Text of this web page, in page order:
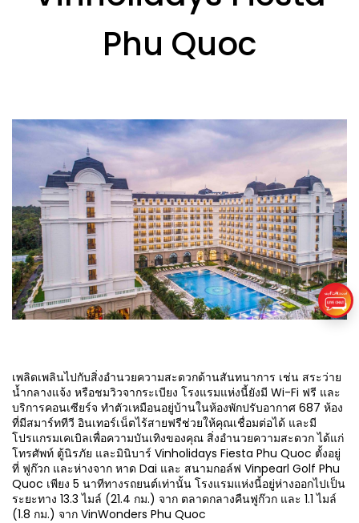
Phu Quoc
เพลิดเพลินไปกับสิ่งอำนวยความสะดวกด้านสันทนาการ เช่น สระว่าย
น้ำกลางแจ้ง หรือชมวิวจากระเบียง โรงแรมแห่งนี้ยังมี Wi-Fi ฟรี และ
บริการคอนเซียร์จ ทำตัวเหมือนอยู่บ้านในห้องพักปรับอากาศ 687 ห้อง
ที่มีสมาร์ททีวี อินเทอร์เน็ตไร้สายฟรีช่วยให้คุณเชื่อมต่อได้ และมี
โปรแกรมเคเบิลเพื่อความบันเทิงของคุณ สิ่งอำนวยความสะดวก ได้แก่
โทรศัพท์ ตู้นิรภัย และมินิบาร์ Vinholidays Fiesta Phu Quoc ตั้งอยู่
ที่ ฟูก๊วก และห่างจาก หาด Dai และ สนามกอล์ฟ Vinpearl Golf Phu
Quoc เพียง 5 นาทีทางรถยนต์เท่านั้น โรงแรมแห่งนี้อยู่ห่างออกไปเป็น
ระยะทาง 13.3 ไมล์ (21.4 กม.) จาก ตลาดกลางคืนฟูก๊วก และ 1.1 ไมล์
(1.8 กม.) จาก VinWonders Phu Quoc